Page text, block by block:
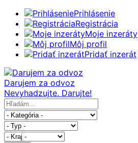
Prihlásenie
Registrácia
Moje inzeráty
Môj profil
Pridať inzerát
Darujem za odvoz
Nevyhadzujte. Darujte!